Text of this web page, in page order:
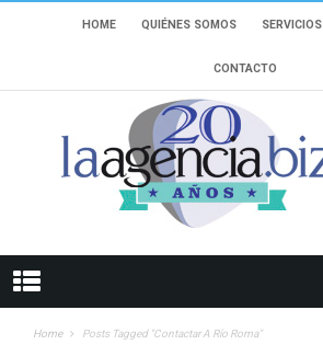
HOME QUIÉNES SOMOS SERVICIOS
CONTACTO
Home Posts Tagged "contactar A Río Roma"